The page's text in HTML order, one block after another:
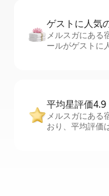
ゲストに人⁠気⁠
メルスガにある
ールがゲストに
平均星評価4.9
メルスガにある
おり、平均評価